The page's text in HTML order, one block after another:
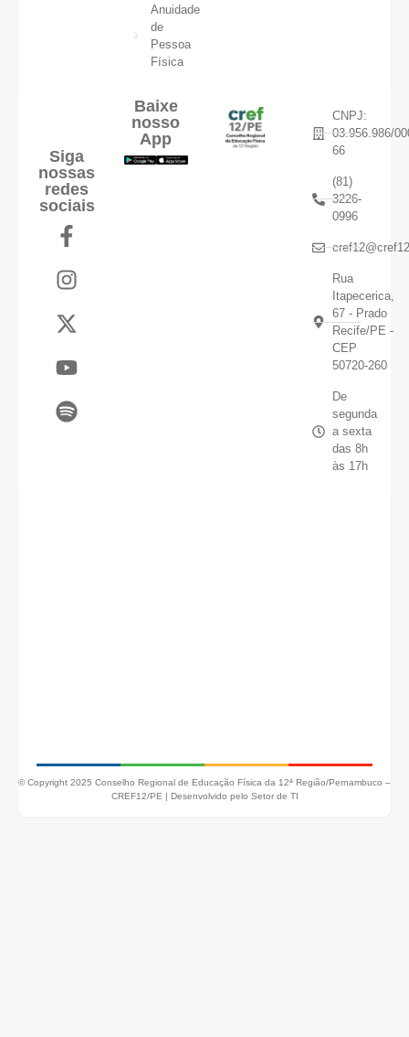
Anuidade
de
Pessoa
Física
Siga
nossas
redes
sociais
Baixe
nosso
App
CNPJ:
03.956.986/
66
(81)
3226-
0996
Rua
Itapecerica,
67 - Prado
Recife/PE -
CEP
50720-260
De
segunda
a sexta
das 8h
às 17h
© Copyright 2025 Conselho Regional de Educação Física da 12ª Região/Pernambuco –
CREF12/PE | Desenvolvido pelo Setor de TI